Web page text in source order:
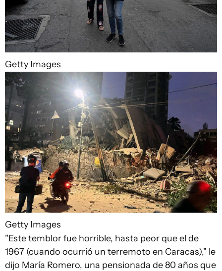
Getty Images
Getty Images
"Este temblor fue horrible, hasta peor que el de
1967 (cuando ocurrió un terremoto en Caracas)," le
dijo María Romero, una pensionada de 80 años que